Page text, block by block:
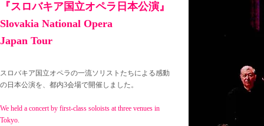
『スロバキア国立オペラ日本公演』
Slovakia National Opera
Japan Tour
​スロバキア国立オペラの一流ソリストたちによる感動
の日本公演を、都内3会場で開催しました。
We held a concert by first-class soloists at three venues in
Tokyo.